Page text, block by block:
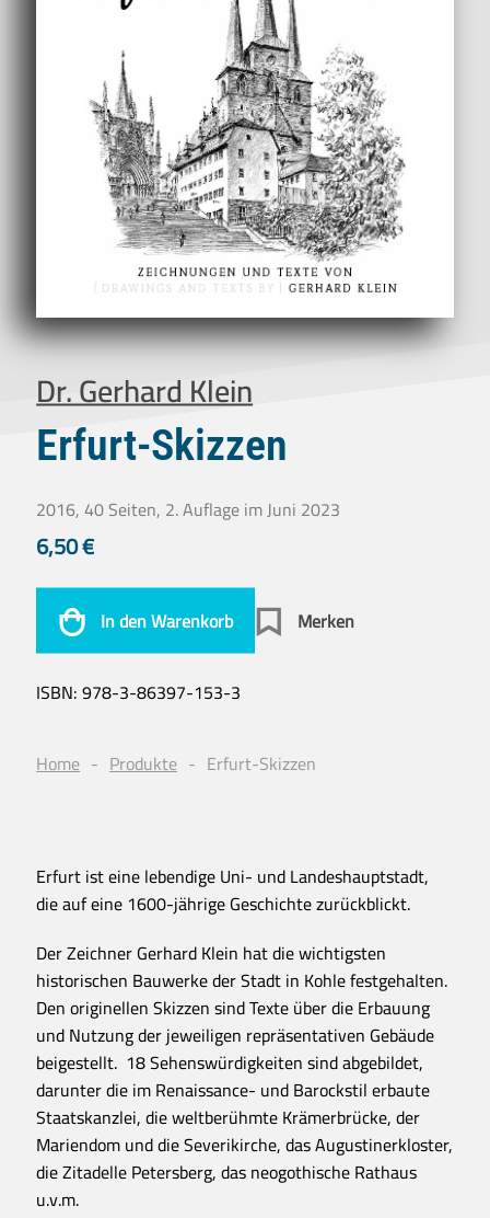
Dr. Gerhard Klein
Erfurt-Skizzen
2016, 40 Seiten, 2. Auflage im Juni 2023
6,50€
In den Warenkorb Merken
ISBN:978-3-86397-153-3
Home Produkte Erfurt-Skizzen
Erfurt ist eine lebendige Uni- und Landeshauptstadt,
die auf eine 1600-jährige Geschichte zurückblickt.
Der Zeichner Gerhard Klein hat die wichtigsten
historischen Bauwerke der Stadt in Kohle festgehalten.
Den originellen Skizzen sind Texte über die Erbauung
und Nutzung der jeweiligen repräsentativen Gebäude
beigestellt. 18 Sehenswürdigkeiten sind abgebildet,
darunter die im Renaissance- und Barockstil erbaute
Staatskanzlei, die weltberühmte Krämerbrücke, der
Mariendom und die Severikirche, das Augustinerkloster,
die Zitadelle Petersberg, das neogothische Rathaus
u.v.m.